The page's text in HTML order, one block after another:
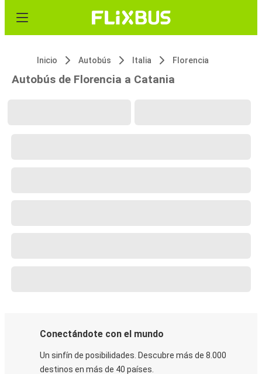
Inicio Autobús Italia Florencia
Autobús de Florencia a Catania
Conectándote con el mundo
Un sinfín de posibilidades. Descubre más de 8.000
destinos en más de 40 países.